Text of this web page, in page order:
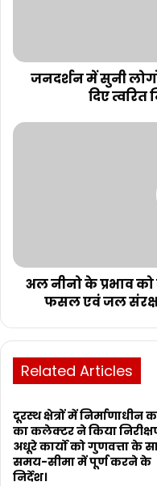
जनदर्शन में सुनी
दिए त्वरित
अल नीनो के प्रभाव
फसल एवं जल
Related Articles
दूरस्थ क्षेत्रों में निर्माणाधीन
का कलेक्टर ने किया
अधूरे कार्यो को गुणवत्ता के
समय-सीमा में पूर्ण करने के
निर्देश।